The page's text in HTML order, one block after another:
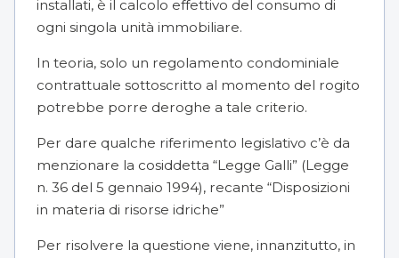
installati, è il calcolo effettivo del consumo di
ogni singola unità immobiliare.
In teoria, solo un regolamento condominiale
contrattuale sottoscritto al momento del rogito
potrebbe porre deroghe a tale criterio.
Per dare qualche riferimento legislativo c’è da
menzionare la cosiddetta “Legge Galli” (Legge
n. 36 del 5 gennaio 1994), recante “Disposizioni
in materia di risorse idriche”
Per risolvere la questione viene, innanzitutto, in